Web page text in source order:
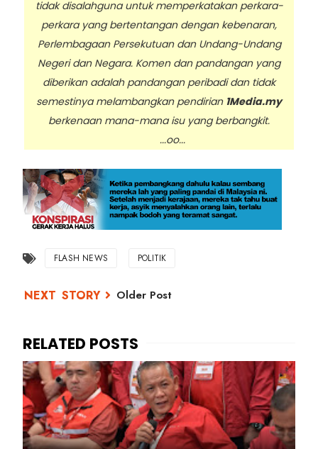
tidak disalahguna untuk memperkatakan perkara-
perkara yang bertentangan dengan kebenaran,
Perlembagaan Persekutuan dan Undang-Undang
Negeri dan Negara. Komen dan pandangan yang
diberikan adalah pandangan peribadi dan tidak
semestinya melambangkan pendirian 1Media.my
berkenaan mana-mana isu yang berbangkit.
...oo...
FLASH NEWS POLITIK
Older Post